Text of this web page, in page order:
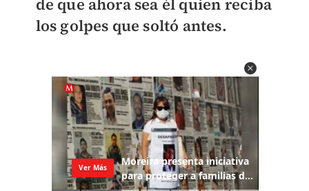
de que ahora sea él quien reciba
los golpes que soltó antes.